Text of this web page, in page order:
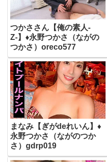
つかささん【俺の素人-
Z-】♦永野つかさ（ながの
つかさ）oreco577
まなみ【ぎがdeれいん】♦
永野つかさ（ながのつか
さ）gdrp019